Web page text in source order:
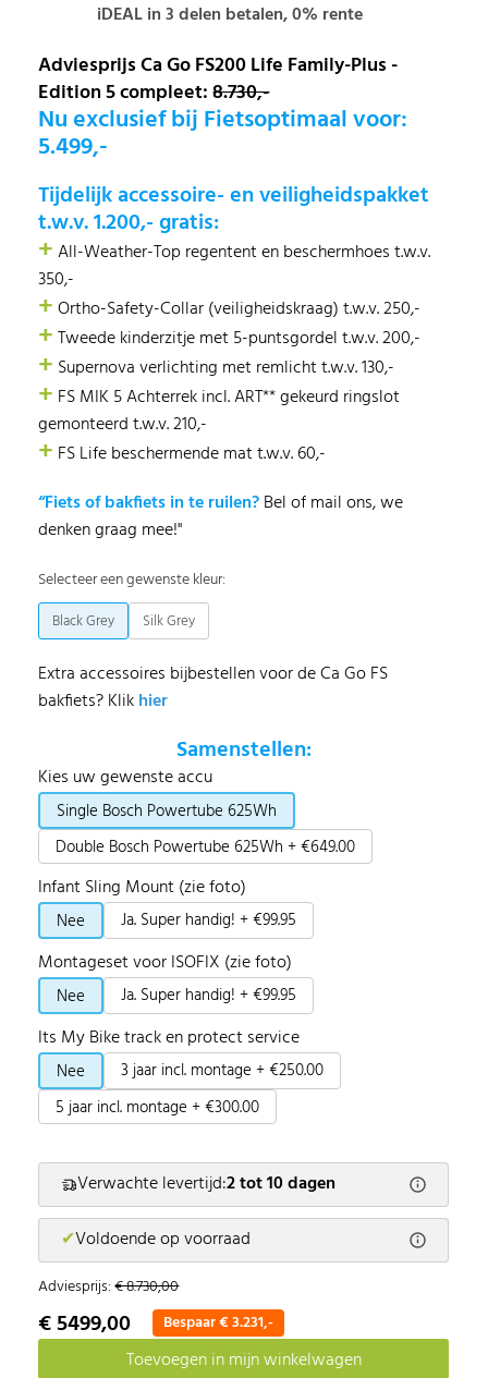
iDEAL in 3 delen betalen, 0% rente
Adviesprijs Ca Go FS200 Life Family-Plus -
Edition 5 compleet:8.730,-
Nu exclusief bij Fietsoptimaal voor:
5.499,-
Tijdelijk accessoire- en veiligheidspakket
t.w.v. 1.200,- gratis:
+All-Weather-Top regentent en beschermhoes t.w.v.
350,-
+Ortho-Safety-Collar (veiligheidskraag) t.w.v. 250,-
+Tweede kinderzitje met 5-puntsgordel t.w.v. 200,-
+ Supernova verlichting met remlicht t.w.v. 130,-
+ FS MIK 5 Achterrek incl. ART** gekeurd ringslot
gemonteerd t.w.v. 210,-
+ FS Life beschermende mat t.w.v. 60,-
“Fiets of bakfiets in te ruilen?Bel of mail ons, we
denken graag mee!''
Selecteer een gewenste kleur:
Black Grey Silk Grey
Extra accessoires bijbestellen voor de Ca Go FS
bakfiets? Klikhier
Samenstellen:
Kies uw gewenste accu
Single Bosch Powertube 625Wh
Double Bosch Powertube 625Wh + €649.00
Infant Sling Mount (zie foto)
Nee Ja. Super handig! + €99.95
Montageset voor ISOFIX (zie foto)
Nee Ja. Super handig! + €99.95
Its My Bike track en protect service
Nee
3 jaar incl. montage + €250.00
5 jaar incl. montage + €300.00
Verwachte levertijd:2 tot 10 dagen
✔Voldoende op voorraad
Adviesprijs:€ 8.730,00
€ 5499,00 Bespaar € 3.231,-